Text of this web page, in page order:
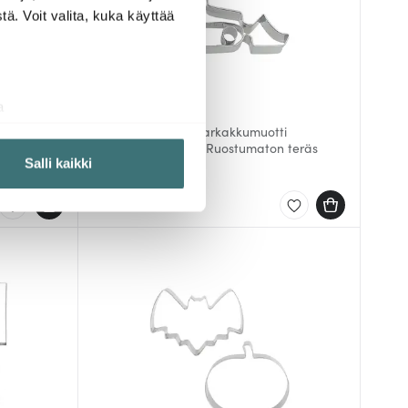
Voit valita, kuka käyttää
tukemiseen
Salli kaikki
Cookie Cutters Piparkakkumuotti
puskutraktori 8 cm Ruostumaton teräs